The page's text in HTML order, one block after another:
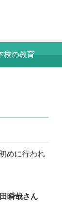
校の教育
めに行われ
瞬哉さん